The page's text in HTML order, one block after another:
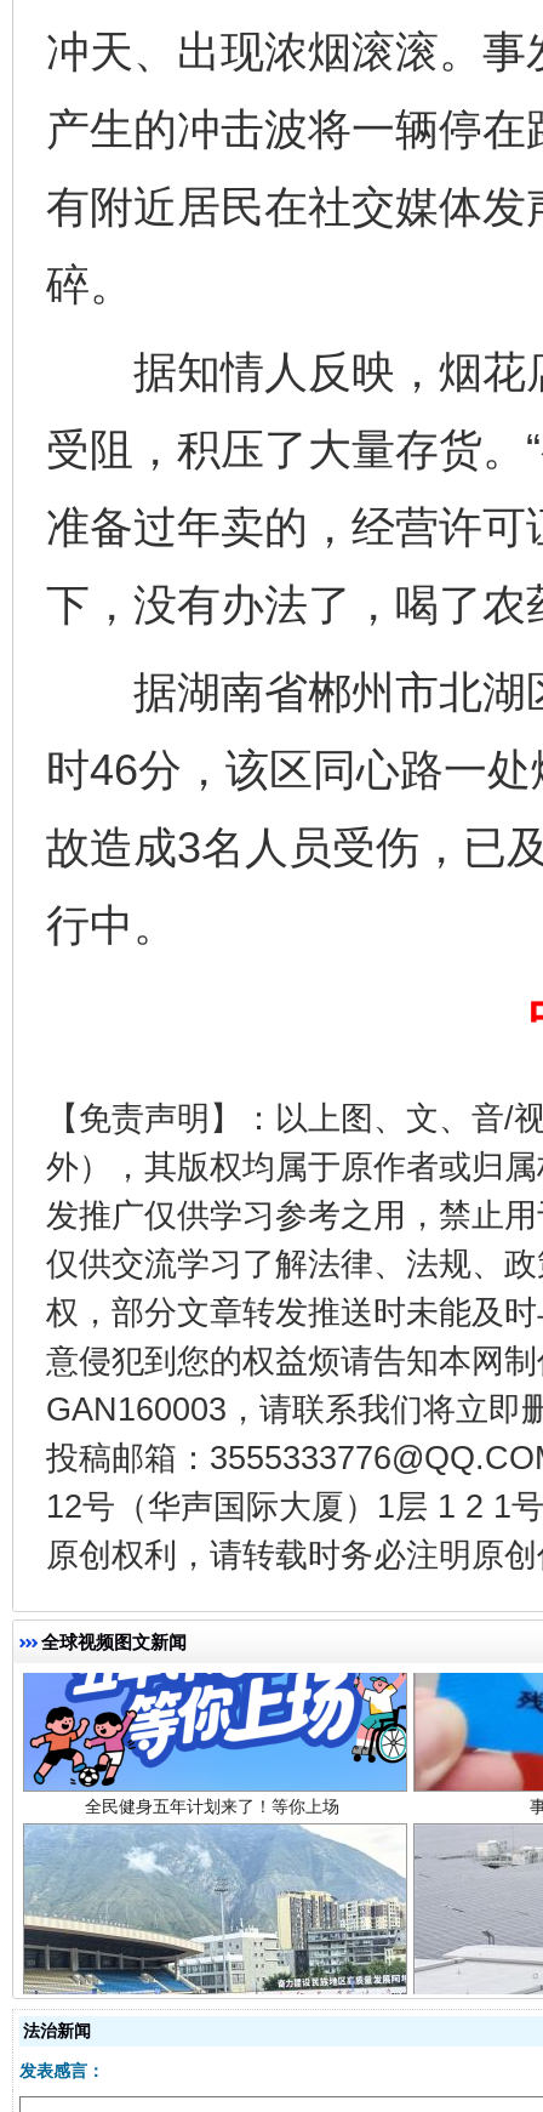
冲天、出现浓烟滚滚。
产生的冲击波将一辆停
有附近居民在社交媒体
碎。
据知情人反映，烟花
受阻，积压了大量存货
准备过年卖的，经营许
下，没有办法了，喝了农
据湖南省郴州市北湖
时46分，该区同心路一
故造成3名人员受伤，已
行中。
【免责声明】：以上图、文、音/
外），其版权均属于原作者或归
发推广仅供学习参考之用，禁止
仅供交流学习了解法律、法规、
权，部分文章转发推送时未能及
意侵犯到您的权益烦请告知本网
GAN160003，请联系我们将立即
投稿邮箱：
12号（华声国际大厦）1层 1 2 1
原创权利，请转载时务必注明原
全球视频图文新闻
完善运行机制助力责任有效落实 一纸欠
东山县通报“牛蛙产品抗生素超标问题” 法
千年窑火 生生不息 一
受贿1.44亿！段成刚被判无期 从幼
阿坝州三大球赛在茂县开幕 规模
法治新闻
发表感言：